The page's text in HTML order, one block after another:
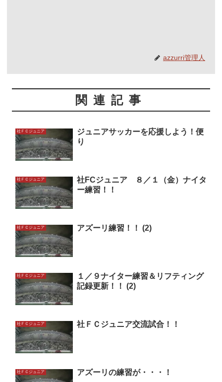
azzurri管理人
関連記事
社ＦＣジュニア
ジュニアサッカーを応援しよう！便
り
社ＦＣジュニア
社FCジュニア ８／１（金）ナイタ
ー練習！！
社ＦＣジュニア アズーリ練習！！ (2)
社ＦＣジュニア
１／９ナイター練習＆リフティング
記録更新！！ (2)
社ＦＣジュニア 社ＦＣジュニア交流試合！！
社ＦＣジュニア アズーリの練習が・・・！